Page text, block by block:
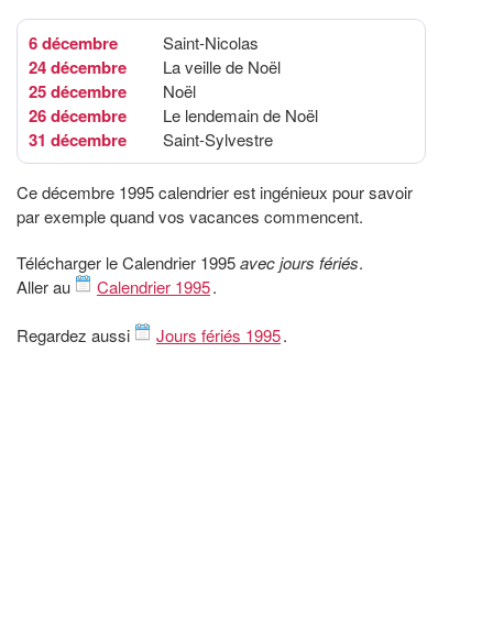
6 décembre Saint-Nicolas
24 décembre La veille de Noël
25 décembre Noël
26 décembre Le lendemain de Noël
31 décembre Saint-Sylvestre
Ce décembre 1995 calendrier est ingénieux pour savoir
par exemple quand vos vacances commencent.
Télécharger le Calendrier 1995avec jours fériés.
Aller au
Calendrier 1995.
Regardez aussi Jours fériés 1995.